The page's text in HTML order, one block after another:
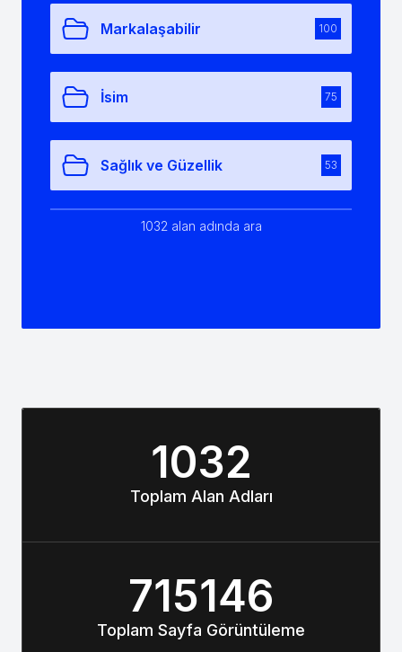
Markalaşabilir 100
İsim 75
Sağlık ve Güzellik 53
1032 alan adında ara
1032
Toplam Alan Adları
715146
Toplam Sayfa Görüntüleme